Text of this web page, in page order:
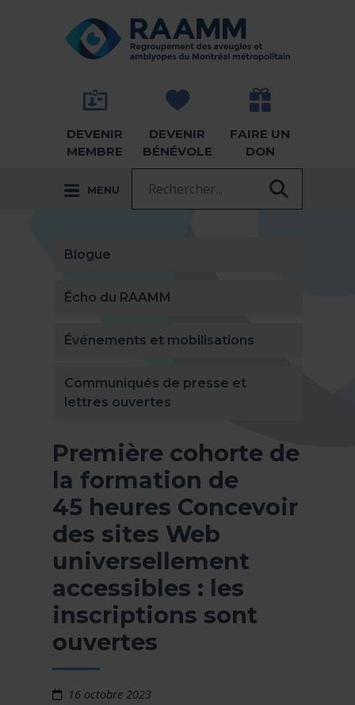
RETOUR À LA PAGE D'ACCUEIL -
DEVENIR
MEMBRE
DEVENIR
BÉNÉVOLE
FAIRE UN
DON
MENU
Blogue
Écho du RAAMM
Événements et mobilisations
Communiqués de presse et
lettres ouvertes
Première cohorte de
la formation de
45 heures Concevoir
des sites Web
universellement
accessibles : les
inscriptions sont
ouvertes
16 octobre 2023